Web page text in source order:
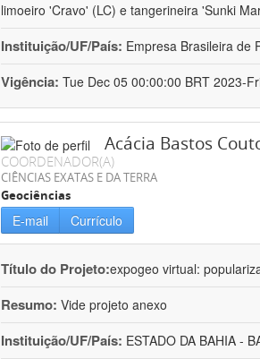
limoeiro 'Cravo' (LC) e tangerineira 'Sunki
Instituição/UF/País: Empresa Brasileira de
Vigência: Tue Dec 05 00:00:00 BRT 2023-
Acácia Bastos
COORDENADOR(A)
CIÊNCIAS EXATAS E DA TERRA
Geociências
E-mail Currículo
Título do Projeto:expogeo virtual:
Resumo: Vide projeto anexo
Instituição/UF/País: ESTADO DA BAHIA -